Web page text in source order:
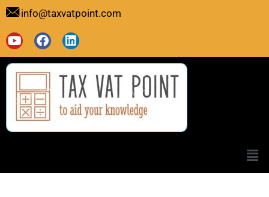
Skip
content
info@taxvatpoint.com
Y
o
u
t
u
b
e
F
a
c
e
b
o
o
k
L
i
n
k
e
d
i